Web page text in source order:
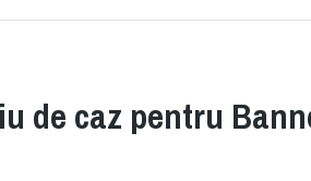
de caz pentru